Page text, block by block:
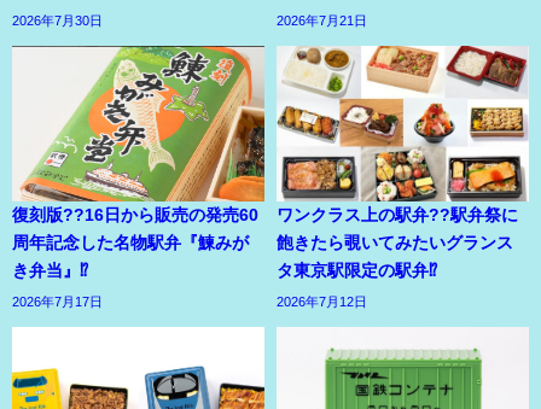
2026年7月30日 2026年7月21日
復刻版??16日から販売の発売60
周年記念した名物駅弁『鰊みが
き弁当』⁉
2026年7月17日
ワンクラス上の駅弁??駅弁祭に
飽きたら覗いてみたいグランス
タ東京駅限定の駅弁⁉
2026年7月12日